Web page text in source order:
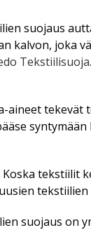
suojaus
kalvon, joka
Tekstiilisuoja
aineet tekevät
Koska tekstiilit
suojaus on